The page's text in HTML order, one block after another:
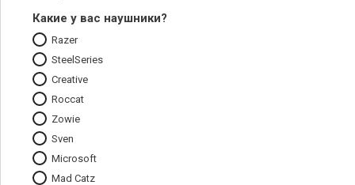
Какие у вас наушники?
Razer
SteelSeries
Creative
Roccat
Zowie
Sven
Microsoft
Mad Catz